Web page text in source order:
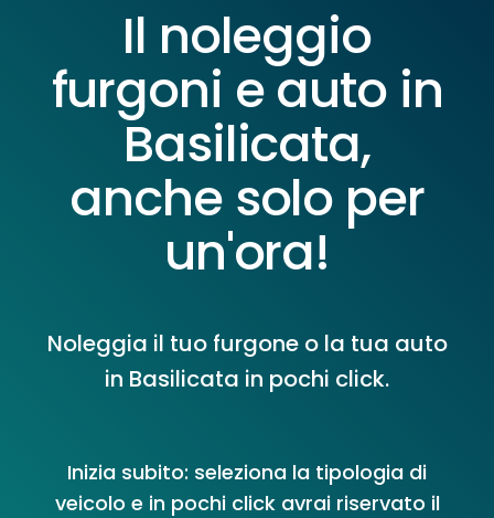
Il noleggio
furgoni e auto in
Basilicata,
anche solo per
un'ora!
Noleggia il tuo furgone o la tua auto
in Basilicata in pochi click.
Inizia subito: seleziona la tipologia di
veicolo e in pochi click avrai riservato il